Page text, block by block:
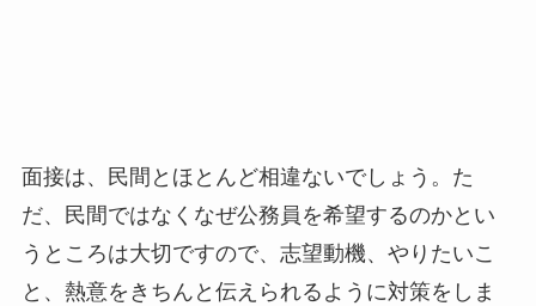
面接は、民間とほとんど相違ないでしょう。た
だ、民間ではなくなぜ公務員を希望するのかとい
うところは大切ですので、志望動機、やりたいこ
と、熱意をきちんと伝えられるように対策をしま